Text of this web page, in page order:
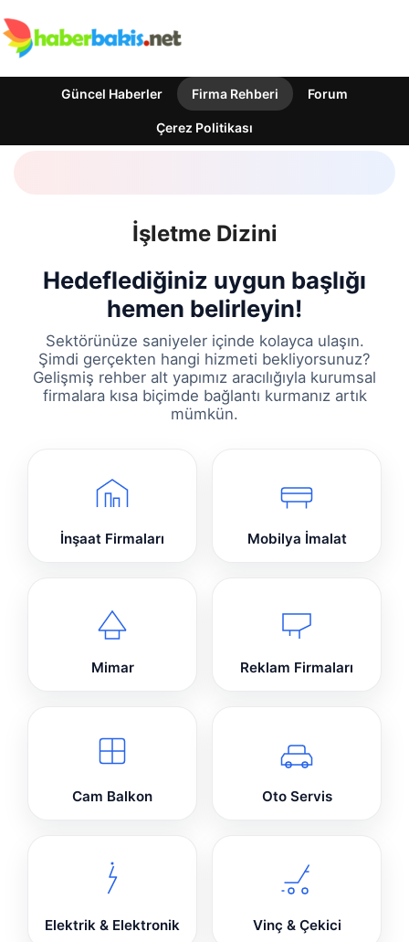
Güncel Haberler Firma Rehberi Forum
Çerez Politikası
İşletme Dizini
Hedeflediğiniz uygun başlığı
hemen belirleyin!
Sektörünüze saniyeler içinde kolayca ulaşın.
Şimdi gerçekten hangi hizmeti bekliyorsunuz?
Gelişmiş rehber alt yapımız aracılığıyla kurumsal
firmalara kısa biçimde bağlantı kurmanız artık
mümkün.
İnşaat Firmaları Mobilya İmalat
Mimar Reklam Firmaları
Cam Balkon Oto Servis
Elektrik & Elektronik Vinç & Çekici